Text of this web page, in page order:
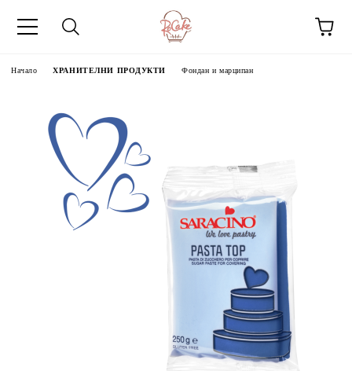
Начало ХРАНИТЕЛНИ ПРОДУКТИ Фондан и марципан